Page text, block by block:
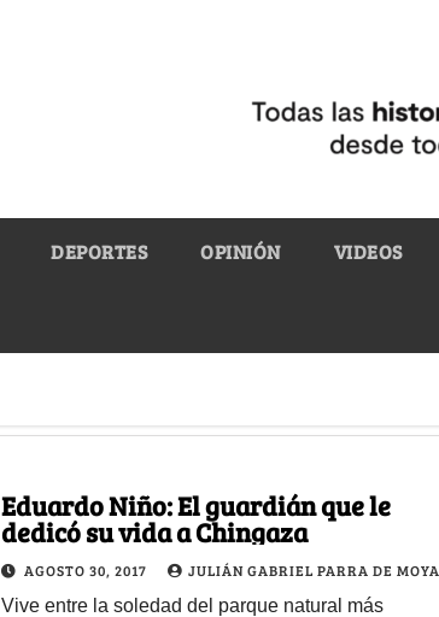
DEPORTES OPINIÓN VIDEOS
Eduardo Niño: El guardián que le
dedicó su vida a Chingaza
AGOSTO 30, 2017 JULIÁN GABRIEL PARRA DE MOYA
Vive entre la soledad del parque natural más